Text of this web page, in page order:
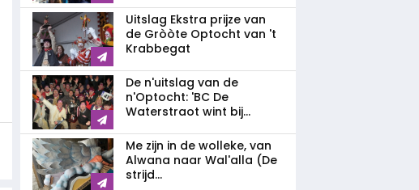
Uitslag Ekstra prijze van
de Gròòte Optocht van 't
Krabbegat
De n'uitslag van de
n'Optocht: 'BC De
Waterstraot wint bij...
Me zijn in de wolleke, van
Alwana naar Wal'alla (De
strijd...